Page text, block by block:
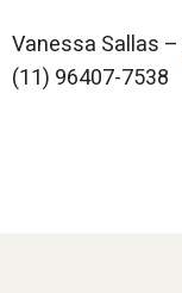
Vanessa Sallas –
(11) 96407-7538